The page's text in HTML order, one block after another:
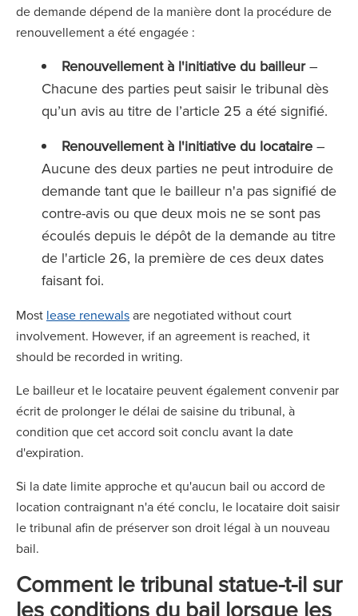
de demande dépend de la manière dont la procédure de
renouvellement a été engagée :
Renouvellement à l'initiative du bailleur–
Chacune des parties peut saisir le tribunal dès
qu’un avis au titre de l’article 25 a été signifié.
Renouvellement à l'initiative du locataire –
Aucune des deux parties ne peut introduire de
demande tant que le bailleur n'a pas signifié de
contre-avis ou que deux mois ne se sont pas
écoulés depuis le dépôt de la demande au titre
de l'article 26, la première de ces deux dates
faisant foi.
Most lease renewalsare negotiated without court
involvement. However, if an agreement is reached, it
should be recorded in writing.
Le bailleur et le locataire peuvent également convenir par
écrit de prolonger le délai de saisine du tribunal, à
condition que cet accord soit conclu avant la date
d'expiration.
Si la date limite approche et qu'aucun bail ou accord de
location contraignant n'a été conclu, le locataire doit saisir
le tribunal afin de préserver son droit légal à un nouveau
bail.
Comment le tribunal statue-t-il sur
les conditions du bail lorsque les